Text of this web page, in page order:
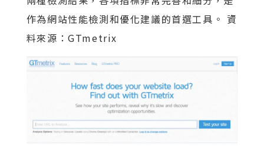
作為網站性能檢測和優化建議的首選工具。 資
料來源：GTmetrix